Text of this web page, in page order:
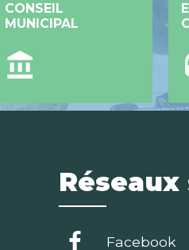
CONSEIL
MUNICIPAL
account_balance
Facebook